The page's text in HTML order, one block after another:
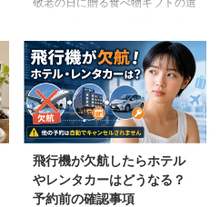
力や好み、食事制限、保存方法に
配慮しながら、和菓子、スープ、
ご飯のお供、やわらか食などの候
補をわかりやすく解説します。
飛行機が欠航したらホテル
やレンタカーはどうなる？
予約前の確認事項